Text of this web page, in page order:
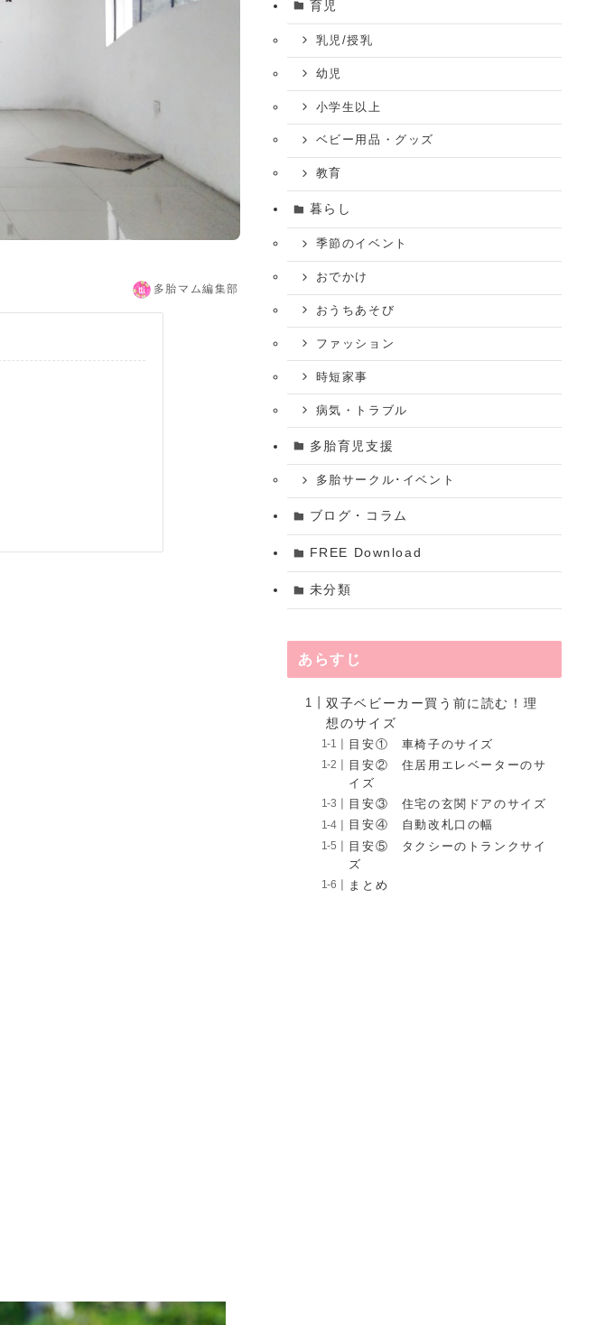
多胎マム編集部
育児
乳児/授乳
幼児
小学生以上
ベビー用品・グッズ
教育
暮らし
季節のイベント
おでかけ
おうちあそび
ファッション
時短家事
病気・トラブル
多胎育児支援
多胎サークル･イベント
ブログ・コラム
FREE Download
未分類
あらすじ
双子ベビーカー買う前に読む！理
想のサイズ
目安① 車椅子のサイズ
目安② 住居用エレベーターのサ
イズ
目安③ 住宅の玄関ドアのサイズ
目安④ 自動改札口の幅
目安⑤ タクシーのトランクサイ
ズ
まとめ